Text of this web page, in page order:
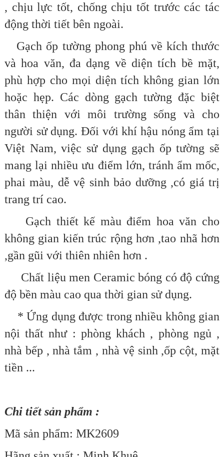
, chịu lực tốt, chống chịu tốt trước các tác
động thời tiết bên ngoài.
Gạch ốp tường phong phú về kích thước
và hoa văn, đa dạng về diện tích bề mặt,
phù hợp cho mọi diện tích không gian lớn
hoặc hẹp. Các dòng gạch tường đặc biệt
thân thiện với môi trường sống và cho
người sử dụng. Đối với khí hậu nóng ẩm tại
Việt Nam, việc sử dụng gạch ốp tường sẽ
mang lại nhiều ưu điểm lớn, tránh ẩm mốc,
phai màu, dễ vệ sinh bảo dưỡng ,có giá trị
trang trí cao.
Gạch thiết kế màu điểm hoa văn cho
không gian kiến trúc rộng hơn ,tao nhã hơn
,gần gũi với thiên nhiên hơn .
Chất liệu men Ceramic bóng có độ cứng
độ bền màu cao qua thời gian sử dụng.
* Ứng dụng được trong nhiều không gian
nội thất như : phòng khách , phòng ngủ ,
nhà bếp , nhà tắm , nhà vệ sinh ,ốp cột, mặt
tiền ...
Chi tiết sản phẩm :
Mã sản phẩm: MK2609